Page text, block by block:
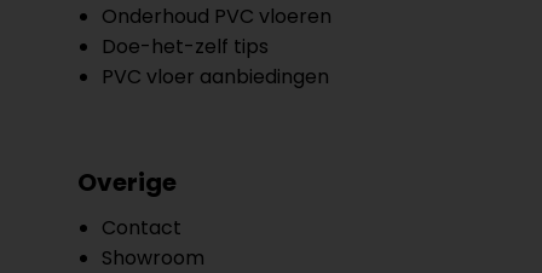
Onderhoud PVC vloeren
Doe-het-zelf tips
PVC vloer aanbiedingen
Overige
Contact
Showroom